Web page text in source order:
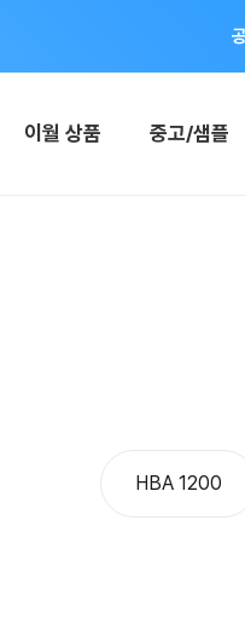
이월 상품 중고/샘플
HBA 1200